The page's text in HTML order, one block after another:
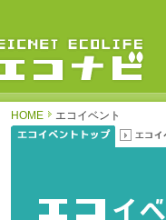
HOME エコイベント